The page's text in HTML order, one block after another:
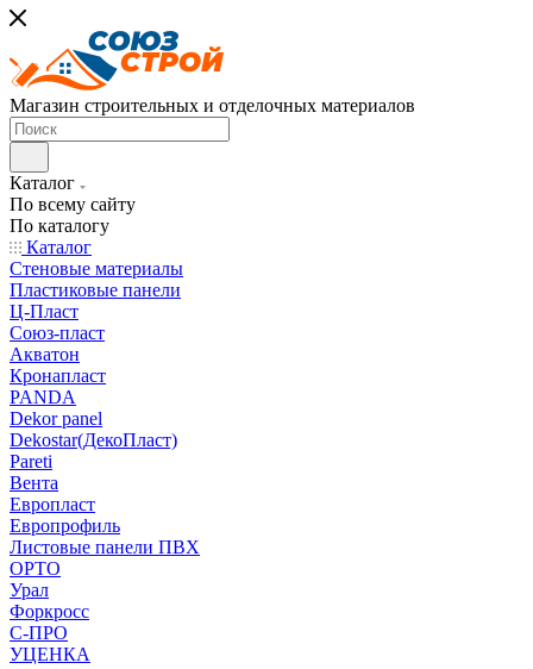
Магазин строительных и отделочных материалов
Каталог
По всему сайту
По каталогу
Каталог
Стеновые материалы
Пластиковые панели
Ц-Пласт
Союз-пласт
Акватон
Кронапласт
PANDA
Dekor panel
Dekostar(ДекоПласт)
Pareti
Вента
Европласт
Европрофиль
Листовые панели ПВХ
ОРТО
Урал
Форкросс
С-ПРО
УЦЕНКА